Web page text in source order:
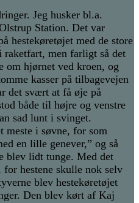
Jeg husker bl.a.
Station. Det var
hestekøretøjet med de store
raketfart, men farligt så det
om hjørnet ved kroen, og
kasser på tilbagevejen
det svært at få øje på
både til højre og venstre
sad lunt i svinget.
i søvne, for som
en lille genever,” og så
blev lidt tunge. Med det
hestene skulle nok selv
blev hestekøretøjet
Den blev kørt af Kaj